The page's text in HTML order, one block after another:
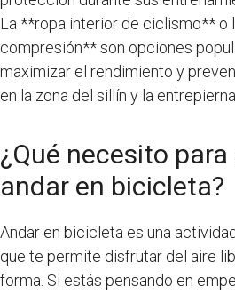
La **ropa interior de ciclismo** o
compresión** son opciones
maximizar el rendimiento y
en la zona del sillín y la entrepierna.
¿Qué necesito
andar en bicicleta?
Andar en bicicleta es una
que te permite disfrutar del aire
forma. Si estás pensando en